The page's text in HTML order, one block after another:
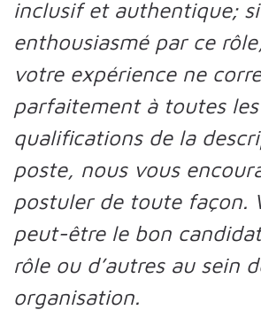
inclusif et authentique;
enthousiasmé par ce
votre expérience ne
parfaitement à toutes les
qualifications de la
poste, nous vous
postuler de toute façon.
peut-être le bon
rôle ou d’autres au sein
organisation.